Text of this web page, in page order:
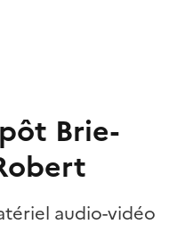
Brie-
audio-vidéo